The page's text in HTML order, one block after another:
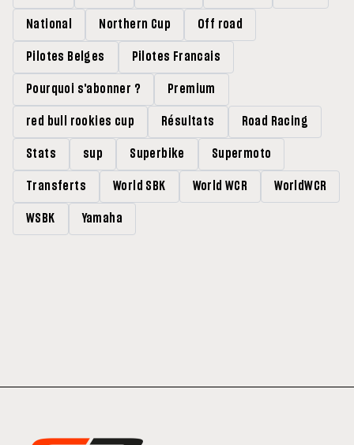
National Northern Cup Off road
Pilotes Belges Pilotes Francais
Pourquoi s'abonner ? Premium
red bull rookies cup Résultats Road Racing
Stats sup Superbike Supermoto
Transferts World SBK World WCR WorldWCR
WSBK Yamaha